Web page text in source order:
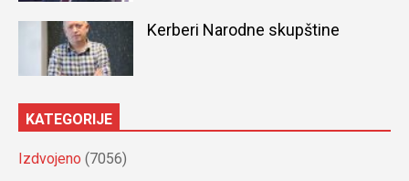
Kerberi Narodne skupštine
KATEGORIJE
Izdvojeno (7056)